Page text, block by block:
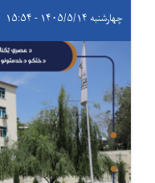
چهارشنبه ۱۴۰۵/۵/۱۴ - ۱۵:۵۴